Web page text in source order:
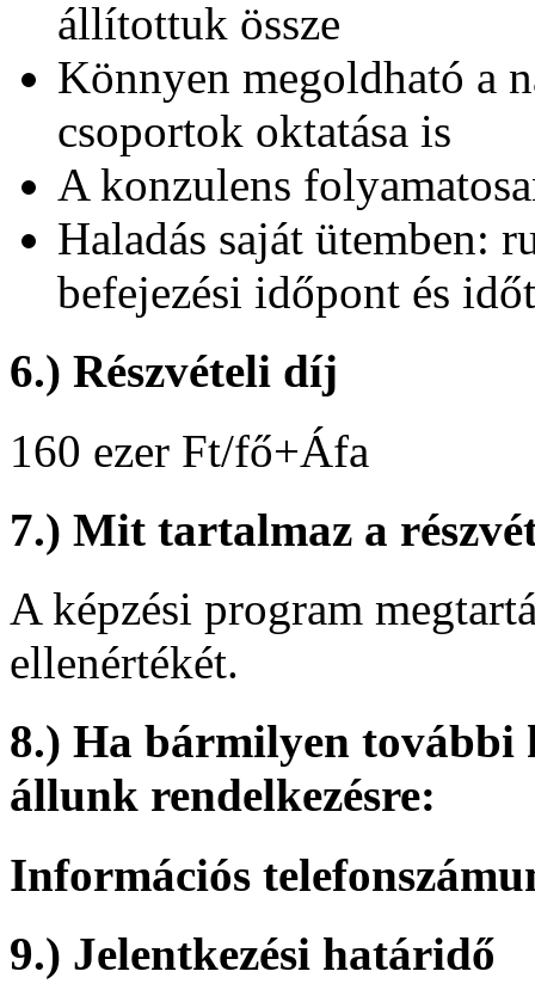
állítottuk össze
Könnyen megoldható a
csoportok oktatása is
A konzulens
Haladás saját ütemben:
befejezési időpont és
6.) Részvételi díj
160 ezer Ft/fő+Áfa
7.) Mit tartalmaz a
A képzési program
ellenértékét.
8.) Ha bármilyen további
állunk rendelkezésre:
Információs
9.) Jelentkezési határidő